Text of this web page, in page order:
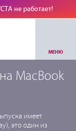
не работает!
МЕНЮ
MacBook
имеет
это один из